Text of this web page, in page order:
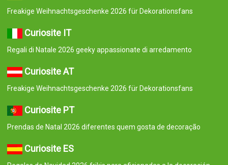
Freakige Weihnachtsgeschenke 2026 für Dekorationsfans
Curiosite IT
Regali di Natale 2026 geeky appassionate di arredamento
Curiosite AT
Freakige Weihnachtsgeschenke 2026 für Dekorationsfans
Curiosite PT
Prendas de Natal 2026 diferentes quem gosta de decoração
Curiosite ES